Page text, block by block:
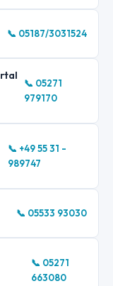
📞 05187/3031524
📞 05271
979170
📞 +49 55 31 -
989747
📞 05533 93030
📞 05271
663080